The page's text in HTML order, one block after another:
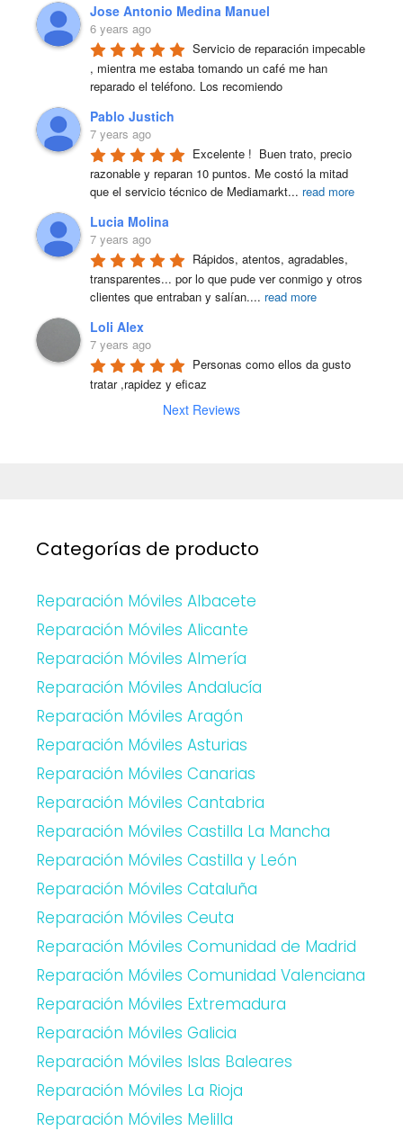
Jose Antonio Medina Manuel
6 years ago
Servicio de reparación impecable
, mientra me estaba tomando un café me han
reparado el teléfono. Los recomiendo
Pablo Justich
7 years ago
Excelente !  Buen trato, precio
razonable y reparan 10 puntos. Me costó la mitad
que el servicio técnico de Mediamarkt... read more
Lucia Molina
7 years ago
Rápidos, atentos, agradables,
transparentes... por lo que pude ver conmigo y otros
clientes que entraban y salían.... read more
Loli Alex
7 years ago
Personas como ellos da gusto
tratar ,rapidez y eficaz
Next Reviews
Categorías de producto
Reparación Móviles Albacete
Reparación Móviles Alicante
Reparación Móviles Almería
Reparación Móviles Andalucía
Reparación Móviles Aragón
Reparación Móviles Asturias
Reparación Móviles Canarias
Reparación Móviles Cantabria
Reparación Móviles Castilla La Mancha
Reparación Móviles Castilla y León
Reparación Móviles Cataluña
Reparación Móviles Ceuta
Reparación Móviles Comunidad de Madrid
Reparación Móviles Comunidad Valenciana
Reparación Móviles Extremadura
Reparación Móviles Galicia
Reparación Móviles Islas Baleares
Reparación Móviles La Rioja
Reparación Móviles Melilla